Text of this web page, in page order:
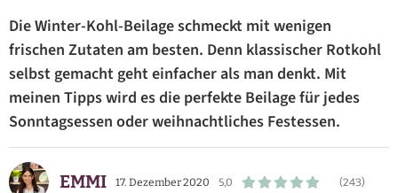
Die Winter-Kohl-Beilage schmeckt mit wenigen
frischen Zutaten am besten. Denn klassischer Rotkohl
selbst gemacht geht einfacher als man denkt. Mit
meinen Tipps wird es die perfekte Beilage für jedes
Sonntagsessen oder weihnachtliches Festessen.
EMMI 17. Dezember 2020 5,0 (243)